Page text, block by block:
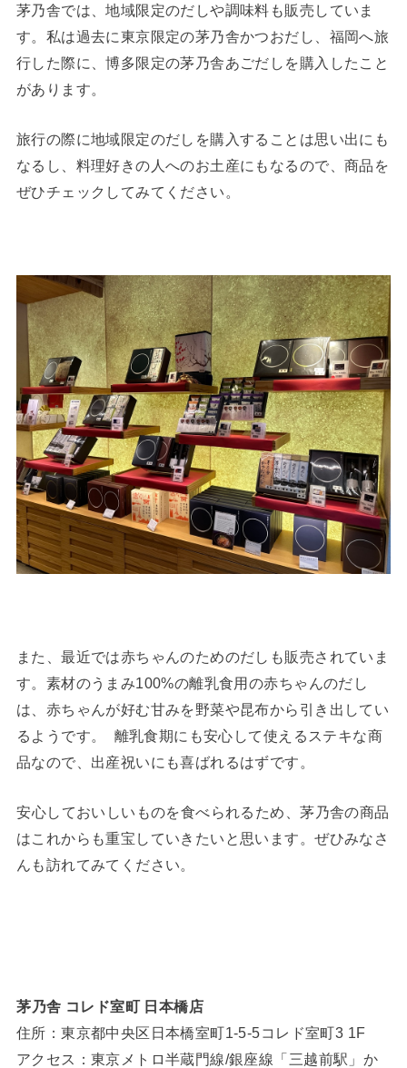
茅乃舎では、地域限定のだしや調味料も販売していま
す。私は過去に東京限定の茅乃舎かつおだし、福岡へ旅
行した際に、博多限定の茅乃舎あごだしを購入したこと
があります。 ⁡
旅行の際に地域限定のだしを購入することは思い出にも
なるし、料理好きの人へのお土産にもなるので、商品を
ぜひチェックしてみてください。 ⁡
また、最近では赤ちゃんのためのだしも販売されていま
す。素材のうまみ100%の離乳食用の赤ちゃんのだし
は、赤ちゃんが好む甘みを野菜や昆布から引き出してい
るようです。 ⁡ 離乳食期にも安心して使えるステキな商
品なので、出産祝いにも喜ばれるはずです。 ⁡
⁡安心しておいしいものを食べられるため、茅乃舎の商品
はこれからも重宝していきたいと思います。ぜひみなさ
んも訪れてみてください。
⁡茅乃舎 コレド室町 日本橋店
住所：東京都中央区日本橋室町1-5-5コレド室町3 1F
アクセス：東京メトロ半蔵門線/銀座線「三越前駅」か